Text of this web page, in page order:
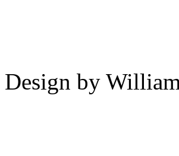
Design by